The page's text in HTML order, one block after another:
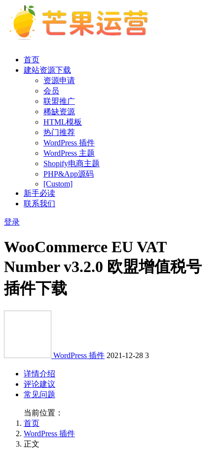
首页
建站资源下载
资源申请
会员
联盟推广
稀缺资源
HTML模板
热门推荐
WordPress 插件
WordPress 主题
Shopify电商主题
PHP&App源码
[Custom]
新手必读
联系我们
登录
WooCommerce EU VAT
Number v3.2.0 欧盟增值税号
插件下载
WordPress 插件 2021-12-28 3
详情介绍
评论建议
常见问题
当前位置：
首页
WordPress 插件
正文